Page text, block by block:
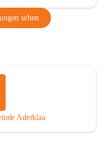
sehen
Aderklaa